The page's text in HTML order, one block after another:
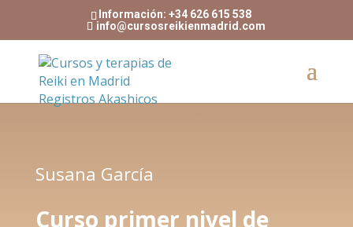
Información: +34 626 615 538
info@cursosreikienmadrid.com
Susana García
Curso primer nivel de